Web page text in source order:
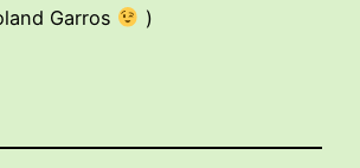
Garros
)